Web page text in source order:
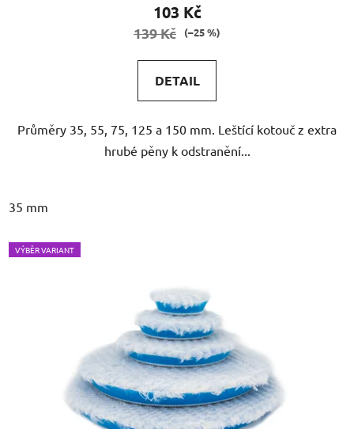
103 Kč
139 Kč (–25 %)
DETAIL
Průměry 35, 55, 75, 125 a 150 mm. Leštící kotouč z extra
hrubé pěny k odstranění...
35 mm
VÝBĚR VARIANT